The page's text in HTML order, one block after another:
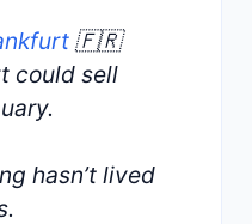
🇫🇷
could sell
hasn’t lived